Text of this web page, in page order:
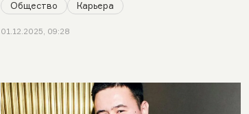
Общество Карьера
01.12.2025, 09:28